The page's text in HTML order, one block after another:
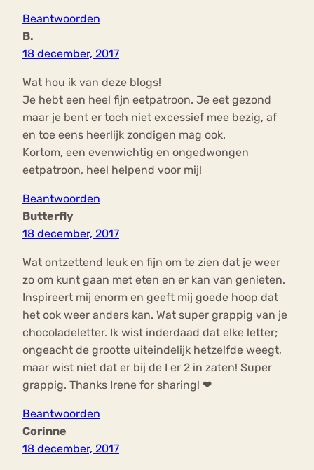
Beantwoorden
B.
18 december, 2017
Wat hou ik van deze blogs!
Je hebt een heel fijn eetpatroon. Je eet gezond
maar je bent er toch niet excessief mee bezig, af
en toe eens heerlijk zondigen mag ook.
Kortom, een evenwichtig en ongedwongen
eetpatroon, heel helpend voor mij!
Beantwoorden
Butterfly
18 december, 2017
Wat ontzettend leuk en fijn om te zien dat je weer
zo om kunt gaan met eten en er kan van genieten.
Inspireert mij enorm en geeft mij goede hoop dat
het ook weer anders kan. Wat super grappig van je
chocoladeletter. Ik wist inderdaad dat elke letter;
ongeacht de grootte uiteindelijk hetzelfde weegt,
maar wist niet dat er bij de I er 2 in zaten! Super
grappig. Thanks Irene for sharing! ❤
Beantwoorden
Corinne
18 december, 2017